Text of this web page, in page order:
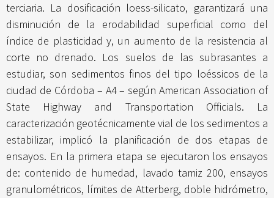
terciaria. La dosificación loess-silicato, garantizará una
disminución de la erodabilidad superficial como del
índice de plasticidad y, un aumento de la resistencia al
corte no drenado. Los suelos de las subrasantes a
estudiar, son sedimentos finos del tipo loéssicos de la
ciudad de Córdoba – A4 – según American Association of
State Highway and Transportation Officials. La
caracterización geotécnicamente vial de los sedimentos a
estabilizar, implicó la planificación de dos etapas de
ensayos. En la primera etapa se ejecutaron los ensayos
de: contenido de humedad, lavado tamiz 200, ensayos
granulométricos, límites de Atterberg, doble hidrómetro,